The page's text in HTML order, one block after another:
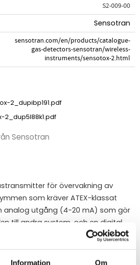
Information Om
S2-009-00
Sensotran
sensotran.com/en/products/catalogue-
gas-detectors-sensotran/wireless-
instruments/sensotox-2.html
2_dupibp191.pdf
2_dup5l88k1.pdf
Sensotran
för övervakning av
som kräver ATEX-klassat
analog utgång (4-20 mA) som gör
till andra system, och en digital
att koppla ihop flera enheter till ett